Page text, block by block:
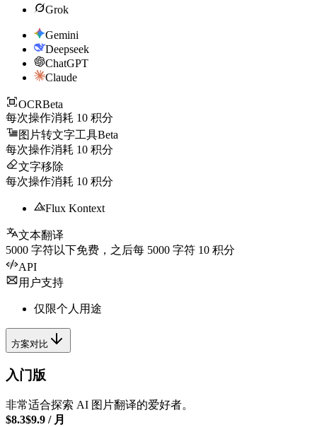
Grok
Gemini
Deepseek
ChatGPT
Claude
OCRBeta
每次操作消耗 10 积分
图片转文字工具Beta
每次操作消耗 10 积分
文字移除
每次操作消耗 10 积分
Flux Kontext
文本翻译
5000 字符以下免费，之后每 5000 字符 10 积分
API
用户支持
仅限个人用途
方案对比
入门版
非常适合探索 AI 图片翻译的爱好者。
$8.3$9.9 / 月